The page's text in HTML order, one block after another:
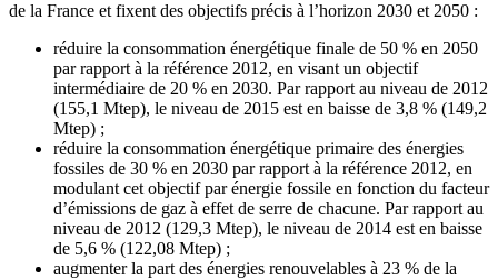
de la France et fixent des objectifs précis à l’horizon 2030 et 2050 :
réduire la consommation énergétique finale de 50 % en 2050
par rapport à la référence 2012, en visant un objectif
intermédiaire de 20 % en 2030. Par rapport au niveau de 2012
(155,1 Mtep), le niveau de 2015 est en baisse de 3,8 % (149,2
Mtep) ;
réduire la consommation énergétique primaire des énergies
fossiles de 30 % en 2030 par rapport à la référence 2012, en
modulant cet objectif par énergie fossile en fonction du facteur
d’émissions de gaz à effet de serre de chacune. Par rapport au
niveau de 2012 (129,3 Mtep), le niveau de 2014 est en baisse
de 5,6 % (122,08 Mtep) ;
augmenter la part des énergies renouvelables à 23 % de la